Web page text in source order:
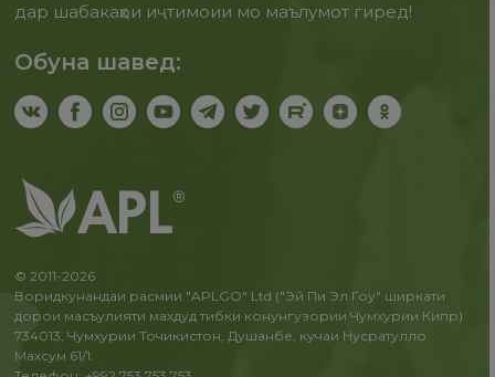
дар шабакаҳои иҷтимоии мо маълумот гиред!
Обуна шавед:
© 2011-2026
Воридкунандаи расмии "APLGO" Ltd ("Эй Пи Эл Гоу" ширкати
дорои масъулияти махдуд тибки конунгузории Чумхурии Кипр)
734013, Чумхурии Точикистон, Душанбе, кучаи Нусратулло
Махсум 61/1.